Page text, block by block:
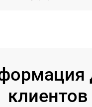
клиентов